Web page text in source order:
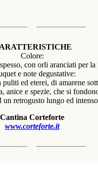
Colore:
con orli aranciati per la
e note degustative:
ed eterei, di amarene
anice e spezie, che si
un retrogusto lungo ed
Cantina Corteforte
www.corteforte.it